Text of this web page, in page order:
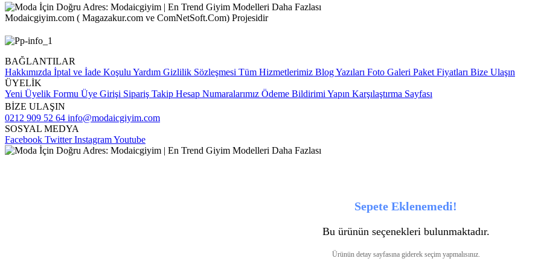
Modaicgiyim.com ( Magazakur.com ve ComNetSoft.Com) Projesidir
BAĞLANTILAR
Hakkımızda İptal ve İade Koşulu Yardım Gizlilik Sözleşmesi Tüm Hizmetlerimiz Blog Yazıları Foto Galeri Paket Fiyatları Bize Ulaşın
ÜYELİK
Yeni Üyelik Formu Üye Girişi Sipariş Takip Hesap Numaralarımız Ödeme Bildirimi Yapın Karşılaştırma Sayfası
BİZE ULAŞIN
0212 909 52 64 info@modaicgiyim.com
SOSYAL MEDYA
Facebook TwitterInstagramYoutube
Sepete Eklenemedi!
Bu ürünün seçenekleri bulunmaktadır.
Ürünün detay sayfasına giderek seçim yapmalısınız.